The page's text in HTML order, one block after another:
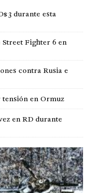
durante esta
Street Fighter 6 en
contra Rusia e
tensión en Ormuz
en RD durante